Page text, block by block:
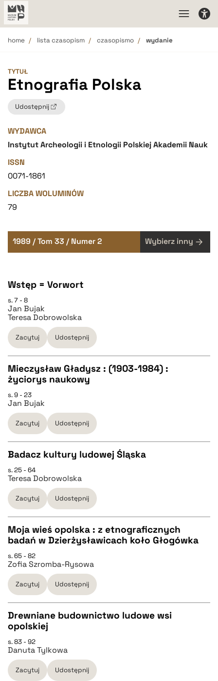
home lista czasopism czasopismo wydanie
TYTUŁ
Etnografia Polska
Udostępnij
WYDAWCA
Instytut Archeologii i Etnologii Polskiej Akademii Nauk
ISSN
0071-1861
LICZBA WOLUMINÓW
79
1989 / Tom 33 / Numer 2 Wybierz inny
Wstęp = Vorwort
s. 7 - 8
Jan Bujak
Teresa Dobrowolska
Zacytuj Udostępnij
CZYSTY TEKST
pobierz cytat
BIBTEX
pobierz cytat
Mieczysław Gładysz : (1903-1984) :
życiorys naukowy
s. 9 - 23
Jan Bujak
Zacytuj Udostępnij
CZYSTY TEKST
pobierz cytat
BIBTEX
pobierz cytat
Badacz kultury ludowej Śląska
s. 25 - 64
Teresa Dobrowolska
Zacytuj Udostępnij
pobierz cytat
BIBTEX
pobierz cytat
Moja wieś opolska : z etnograficznych
badań w Dzierżysławicach koło Głogówka
s. 65 - 82
Zofia Szromba-Rysowa
Zacytuj Udostępnij
CZYSTY TEKST
pobierz cytat
Drewniane budownictwo ludowe wsi
opolskiej
s. 83 - 92
Danuta Tylkowa
Zacytuj Udostępnij